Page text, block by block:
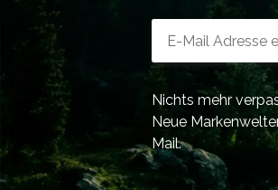
Nichts mehr
Neue
Mail.